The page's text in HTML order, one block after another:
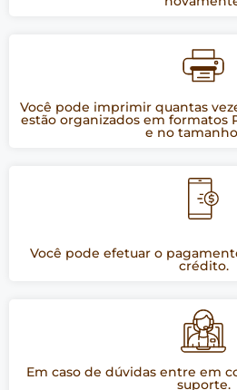
Você pode imprimir quantas
estão organizados em formatos
e no
Você pode efetuar o
crédito.
Em caso de dúvidas entre em
suporte.